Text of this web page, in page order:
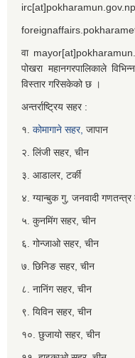
irc[at]pokharamun.gov.np,
वा
पोखरा महानगरपालिकाले
विस्तार गरिसकेको छ ।
अन्तर्राष्ट्रिय सहर :
१. कोमागाने सहर, जापान
२. लिंजी सहर, चीन
३. आडालर, टर्की
४. ग्यान्बुक गु, जनवादी गणतन्त्र
५. कुनमिंग सहर, चीन
६. गोन्जाओ सहर, चीन
७. छिनिङ सहर, चीन
८. नानिंग सहर, चीन
९. यिविन सहर, चीन
१०. छुजायो सहर, चीन